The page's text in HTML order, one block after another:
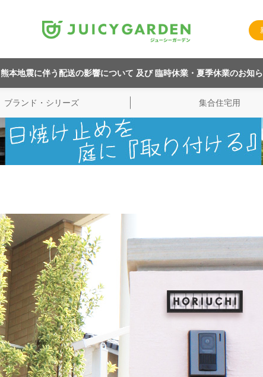
熊本地震に伴う配送の影響について 及び 臨時休業・夏季休業のお知
ブランド・シリーズ 集合住宅用